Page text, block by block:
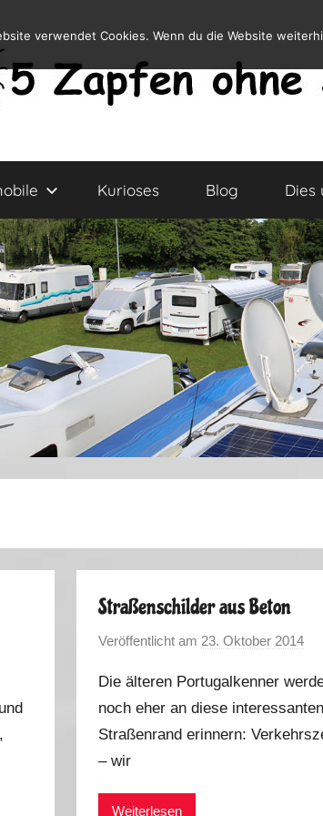
Kurioses Blog Dies
Straßenschilder aus Beton
Veröffentlicht am 23. Oktober 2014
n
M
a
Die älteren Portugalkenner
noch eher an diese
Straßenrand erinnern:
– wir
Weiterlesen
verwendet Cookies. Wenn du die Website